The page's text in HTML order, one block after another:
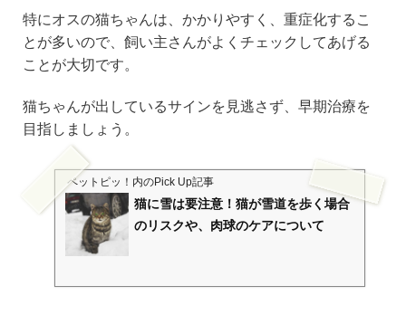
特にオスの猫ちゃんは、かかりやすく、重症化するこ
とが多いので、飼い主さんがよくチェックしてあげる
ことが大切です。
猫ちゃんが出しているサインを見逃さず、早期治療を
目指しましょう。
ペットピッ！ 内のPick Up記事
猫に雪は要注意！猫が雪道を歩く場合
のリスクや、肉球のケアについて